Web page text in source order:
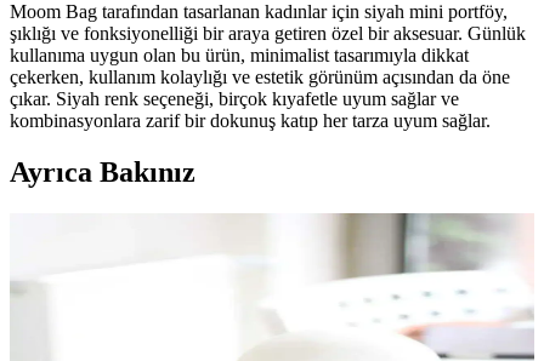
Moom Bag tarafından tasarlanan kadınlar için siyah mini portföy,
şıklığı ve fonksiyonelliği bir araya getiren özel bir aksesuar. Günlük
kullanıma uygun olan bu ürün, minimalist tasarımıyla dikkat
çekerken, kullanım kolaylığı ve estetik görünüm açısından da öne
çıkar. Siyah renk seçeneği, birçok kıyafetle uyum sağlar ve
kombinasyonlara zarif bir dokunuş katıp her tarza uyum sağlar.
Ayrıca Bakınız
Moom Bag Kadın Altın Mini Portföy Çanta Günlük
ve Gece Kullanımı İçin Uygun
Moom Bag kadın altın mini portföy çanta, şıklık ve fonksiyonelliği
bir arada sunar. Günlük ve gece kullanımı için ideal, dayanıklı